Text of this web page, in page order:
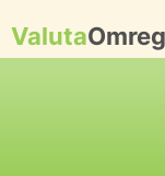
Valuta